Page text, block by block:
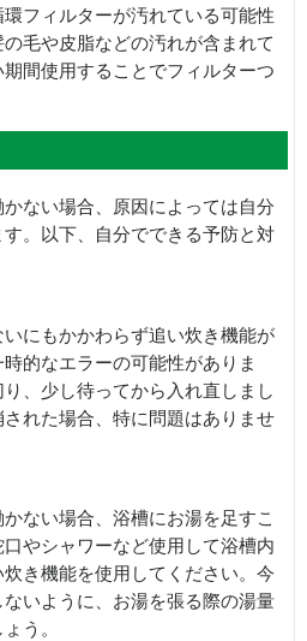
フィルターが汚れている可能性
毛や皮脂などの汚れが含まれて
間使用することでフィルターつ
ない場合、原因によっては自分
。以下、自分でできる予防と対
いにもかかわらず追い炊き機能が
的なエラーの可能性がありま
、少し待ってから入れ直しまし
れた場合、特に問題はありませ
ない場合、浴槽にお湯を足すこ
やシャワーなど使用して浴槽内
き機能を使用してください。今
いように、お湯を張る際の湯量
う。